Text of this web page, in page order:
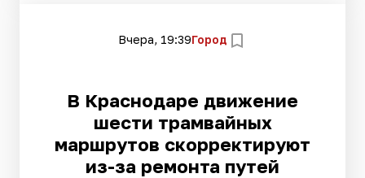
Вчера, 19:39Город
В Краснодаре движение
шести трамвайных
маршрутов скорректируют
из-за ремонта путей